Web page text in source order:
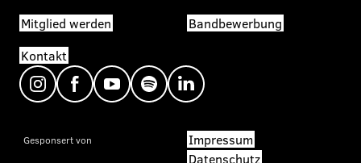
Mitglied werden
Bandbewerbung
Kontakt
Gesponsert von
Impressum
Datenschutz